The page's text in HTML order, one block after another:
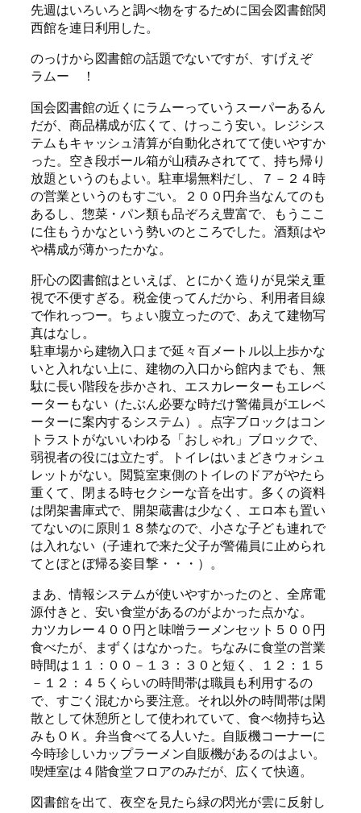
先週はいろいろと調べ物をするために国会図書館関
西館を連日利用した。
のっけから図書館の話題でないですが、すげえぞ
ラムー ！
国会図書館の近くにラムーっていうスーパーあるん
だが、商品構成が広くて、けっこう安い。レジシス
テムもキャッシュ清算が自動化されてて使いやすか
った。空き段ボール箱が山積みされてて、持ち帰り
放題というのもよい。駐車場無料だし、７－２４時
の営業というのもすごい。２００円弁当なんてのも
あるし、惣菜・パン類も品ぞろえ豊富で、もうここ
に住もうかなという勢いのところでした。酒類はや
や構成が薄かったかな。
肝心の図書館はといえば、とにかく造りが見栄え重
視で不便すぎる。税金使ってんだから、利用者目線
で作れっつー。ちょい腹立ったので、あえて建物写
真はなし。
駐車場から建物入口まで延々百メートル以上歩かな
いと入れない上に、建物の入口から館内までも、無
駄に長い階段を歩かされ、エスカレーターもエレベ
ーターもない（たぶん必要な時だけ警備員がエレベ
ーターに案内するシステム）。点字ブロックはコン
トラストがないいわゆる「おしゃれ」ブロックで、
弱視者の役には立たず。トイレはいまどきウォシュ
レットがない。閲覧室東側のトイレのドアがやたら
重くて、閉まる時セクシーな音を出す。多くの資料
は閉架書庫式で、開架蔵書は少なく、エロ本も置い
てないのに原則１８禁なので、小さな子ども連れで
は入れない（子連れで来た父子が警備員に止められ
てとぼとぼ帰る姿目撃・・・）。
まあ、情報システムが使いやすかったのと、全席電
源付きと、安い食堂があるのがよかった点かな。
カツカレー４００円と味噌ラーメンセット５００円
食べたが、まずくはなかった。ちなみに食堂の営業
時間は１１：００－１３：３０と短く、１２：１５
－１２：４５くらいの時間帯は職員も利用するの
で、すごく混むから要注意。それ以外の時間帯は閑
散として休憩所として使われていて、食べ物持ち込
みもＯＫ。弁当食べてる人いた。自販機コーナーに
今時珍しいカップラーメン自販機があるのはよい。
喫煙室は４階食堂フロアのみだが、広くて快適。
図書館を出て、夜空を見たら緑の閃光が雲に反射し